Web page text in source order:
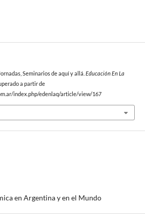
Seminarios de aquí y allá. Educación En La
a partir de
index.php/edenlaq/article/view/167
en Argentina y en el Mundo